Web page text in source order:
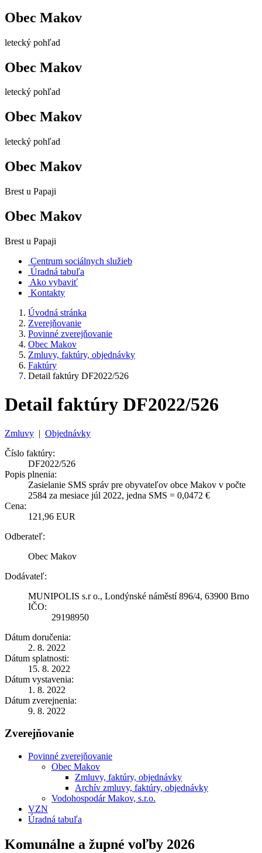
Obec Makov
letecký pohľad
Obec Makov
letecký pohľad
Obec Makov
letecký pohľad
Obec Makov
Brest u Papaji
Obec Makov
Brest u Papaji
Centrum sociálnych služieb
Úradná tabuľa
Ako vybaviť
Kontakty
Úvodná stránka
Zverejňovanie
Povinné zverejňovanie
Obec Makov
Zmluvy, faktúry, objednávky
Faktúry
Detail faktúry DF2022/526
Detail faktúry DF2022/526
Zmluvy | Objednávky
Číslo faktúry:
DF2022/526
Popis plnenia:
Zasielanie SMS správ pre obyvateľov obce Makov v počte
2584 za mesiace júl 2022, jedna SMS = 0,0472 €
Cena:
121,96 EUR
Odberateľ:
Obec Makov
Dodávateľ:
MUNIPOLIS s.r o., Londýnské náměstí 896/4, 63900 Brno
IČO:
29198950
Dátum doručenia:
2. 8. 2022
Dátum splatnosti:
15. 8. 2022
Dátum vystavenia:
1. 8. 2022
Dátum zverejnenia:
9. 8. 2022
Zverejňovanie
Povinné zverejňovanie
Obec Makov
Zmluvy, faktúry, objednávky
Archív zmluvy, faktúry, objednávky
Vodohospodár Makov, s.r.o.
VZN
Úradná tabuľa
Komunálne a župné voľby 2026